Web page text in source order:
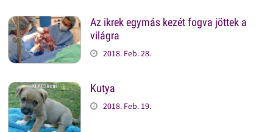
Az ikrek egymás kezét fogva jöttek a
világra
2018. Feb. 28.
Kutya
2018. Feb. 19.